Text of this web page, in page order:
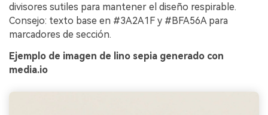
divisores sutiles para mantener el diseño respirable.
Consejo: texto base en #3A2A1F y #BFA56A para
marcadores de sección.
Ejemplo de imagen de lino sepia generado con
media.io